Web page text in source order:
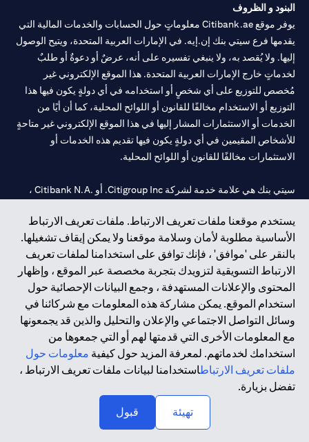
يستخدم موقعنا ملفات تعريف الارتباط. ملفات تعريف الارتباط
الأساسية مطلوبة لأمان وسلامة موقعنا ولا يمكن إيقاف تشغيلها.
بالنقر على 'موافق' ، فإنك توافق على استخدامنا لملفات تعريف
الارتباط التسويقية لتزويدك بتجربة مخصصة عبر الموقع ، وإظهار
المحتوى والإعلانات المستهدفة ، وجمع البيانات الإحصائية حول
استخدام الموقع. يمكن مشاركة هذه المعلومات مع شركائنا في
وسائل التواصل الاجتماعي والإعلان والتحليل والذين قد يجمعونها
مع المعلومات الأخرى التي قدمتها لهم أو التي جمعوها من
استخدامك لخدماتهم. لمعرفة المزيد حول كيفية معلومات حول
ملفات تعريف الارتباطاستخدامنا لبيانات ملفات تعريف الارتباط ،
تفضل بزيارة.
تهيئة
قبول
البنود و الظروف
يوفر موقع Citibank.ae معلوماتٍ حول الحسابات والخدمات المالية التي
يقدمها فرع سيتي بنك إن.إيه. في الإمارات العربية المتحدة، ويتيح الوصول
إليها. ولا يُقصد به، ولا ينبغي تفسيره على أنه، عرضٌ أو دعوةٌ أو طلبٌ
لخدماتٍ خارج الإمارات العربية المتحدة. هذا الموقع الإلكتروني غير
مُخصص للتوزيع على أي شخصٍ أو استخدامه في أي دولةٍ يكون فيها هذا
التوزيع أو الاستخدام مخالفًا للقانون أو اللوائح المحلية، كما أن أيًا من
الخدمات أو الاستثمارات المشار إليها في هذا الموقع الإلكتروني غير متاحةٍ
للأشخاص المقيمين في أي دولةٍ يكون فيها تقديم هذه الخدمات أو
الاستثمارات مخالفًا للقانون أو اللوائح المحلية.
سيتي بنك هي علامة خدمة لشركة Citigroup Inc. أو .Citibank N.A ،
سيتي بنك إن. إيه. الإمارات مسجل لدى مصرف الإمارات المركزي تحت
أرقام التراخيص 202563 لفرع الوصل في دبي، 531989 لفرع مول
الإمارات في دبي، و CN-1002019 لفرع أبوظبي. هاتف: 4000 311 04.
فرع سيتي بنك إن إيه - الإمارات العربية المتحدة مرخص من مصرف
الإمارات العربية المتحدة المركزي كفرع لبنك أجنبي.
سيتي بنك إن إيه الإمارات العربية المتحدة مرخص من هيئة الأوراق المالية
والسلع في الإمارات العربية المتحدة ("SCA") للقيام بالنشاط المالي لـ أ)
الاستشارات المالية والتعريف والترويج بموجب ترخيص رقم
20200000097 ب) وسيط تداول في الأسواق الدولية بموجب ترخيص
حقوق الطبع والنشر محفوظة ©2026 سيتي جروب انك.